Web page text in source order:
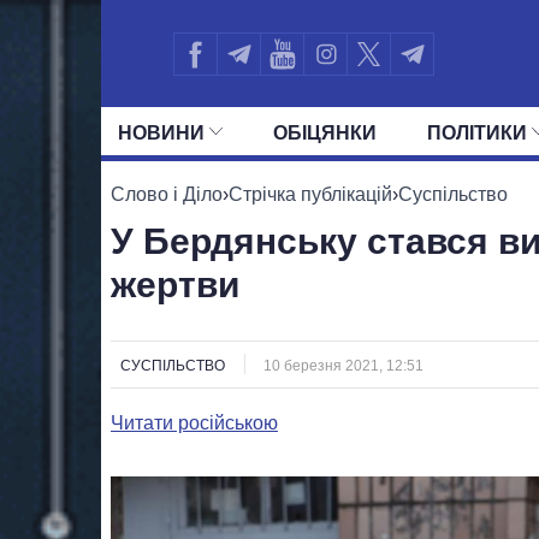
НОВИНИ ОБIЦЯНКИ ПОЛIТИКИ
УСІ ПОЛІТИКИ ПРЕЗИДЕНТ І ОФІС
Слово і Діло›Стрічка публікацій›Суспільство
У Бердянську стався
жертви
СУСПІЛЬСТВО 10 березня 2021, 12:51
Читати російською